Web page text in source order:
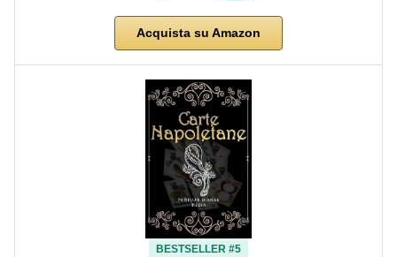
Acquista su Amazon
BESTSELLER #5